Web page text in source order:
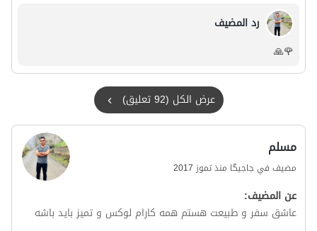
رد المضيف
🌹🙏
عرض الكل (92 تعليق)
مسلم
مضيف في جاجیگا منذ تموز 2017
عن المضيف:
عاشق سفر و طبیعت هستم همه کارام لوکس و تمیز باید باشه